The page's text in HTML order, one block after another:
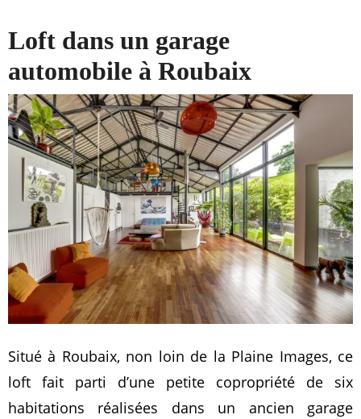
Loft dans un garage
automobile à Roubaix
Situé à Roubaix, non loin de la Plaine Images, ce
loft fait parti d’une petite copropriété de six
habitations réalisées dans un ancien garage